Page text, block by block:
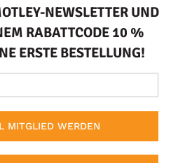
NEWSLETTER UND
RABATTCODE 10 %
ERSTE BESTELLUNG!
MITGLIED WERDEN